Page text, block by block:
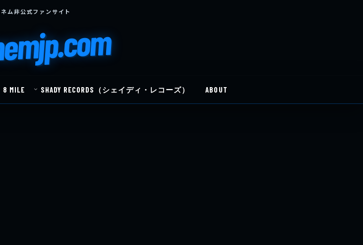
ネム非公式ファンサイト
8 MILE SHADY RECORDS（シェイディ・レコーズ） ABOUT